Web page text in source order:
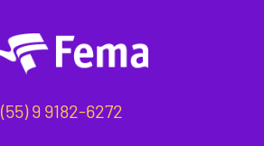
(55) 9 9182-6272